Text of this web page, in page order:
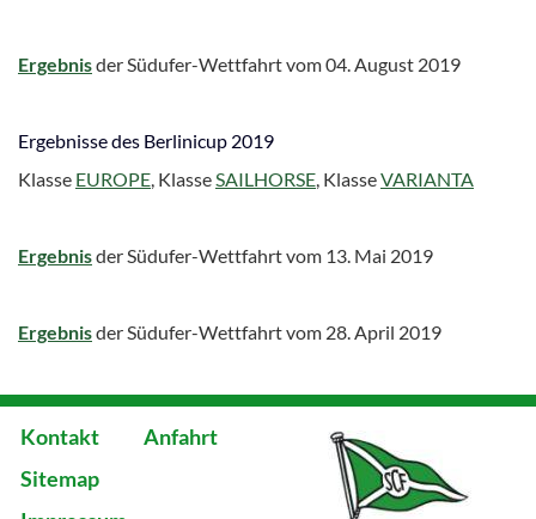
Ergebnisder Südufer-Wettfahrt vom 04. August 2019
Ergebnisse des Berlinicup 2019
Klasse EUROPE, KlasseSAILHORSE, KlasseVARIANTA
Ergebnisder Südufer-Wettfahrt vom 13. Mai 2019
Ergebnisder Südufer-Wettfahrt vom 28. April 2019
Kontakt
Anfahrt
Sitemap